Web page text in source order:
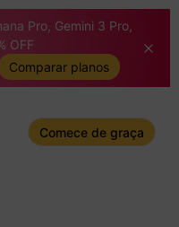
Pro, Gemini 3 Pro,
OFF
Comparar planos
Comece de graça